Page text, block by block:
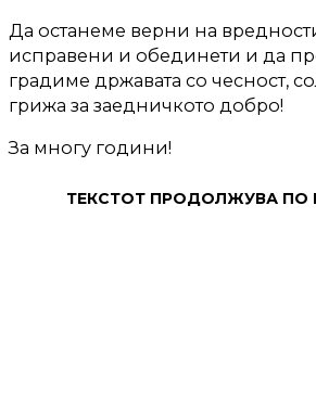
Да останеме верни на
исправени и обединети и да
градиме државата со чесност,
грижа за заедничкото добро!
За многу години!
ТЕКСТОТ ПРОДОЛЖУВА ПО